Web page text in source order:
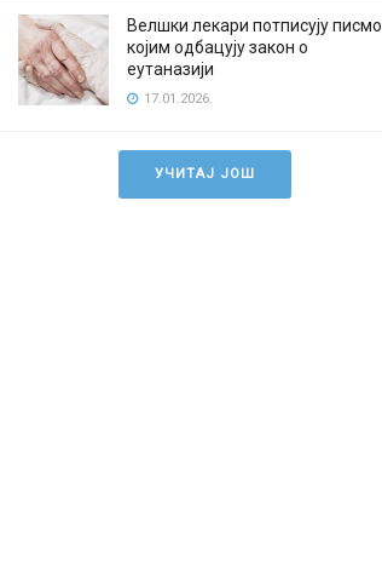
Велшки лекари потписују писмо
којим одбацују закон о
еутаназији
17.01.2026.
УЧИТАЈ ЈОШ